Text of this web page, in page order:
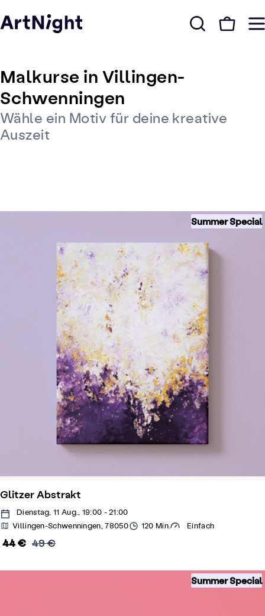
Malkurse in Villingen-
Schwenningen
Wähle ein Motiv für deine kreative
Auszeit
Summer Special
Glitzer Abstrakt
Dienstag, 11 Aug., 19:00 - 21:00
Villingen-Schwenningen, 78050
120 Min. Einfach
44 € 49 €
Summer Special